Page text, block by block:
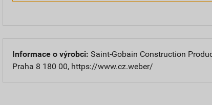
Informace o výrobci: Saint-Gobain Construction
Praha 8 180 00, https://www.cz.weber/